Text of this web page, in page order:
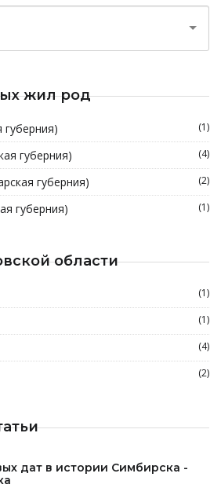
жил род
губерния) (1)
губерния) (4)
губерния) (2)
губерния) (1)
области
(1)
(1)
(4)
(2)
дат в истории Симбирска -